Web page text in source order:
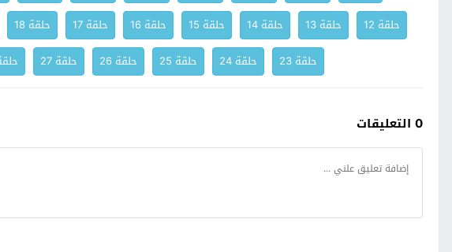
حلقة 12
حلقة 13 حلقة 14 حلقة 15 حلقة 16 حلقة 17 حلقة 18
حلقة 23
حلقة 24 حلقة 25 حلقة 26 حلقة 27
0 التعليقات